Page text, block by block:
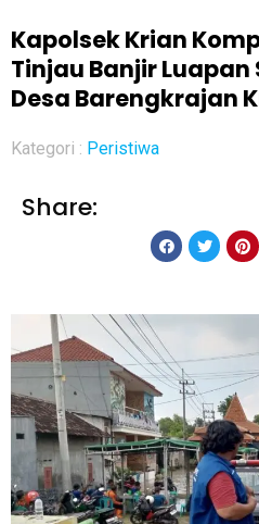
Kapolsek Krian
Tinjau Banjir Luapan
Desa Barengkrajan
Kategori : Peristiwa
Share: